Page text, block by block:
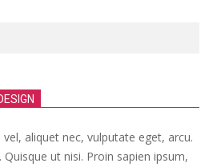
aliquet nec, vulputate eget, arcu.
ut nisi. Proin sapien ipsum,